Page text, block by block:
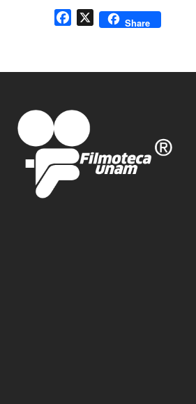
Facebook
X Share